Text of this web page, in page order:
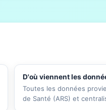
D'où viennent les
Toutes les données
de Santé (ARS) et